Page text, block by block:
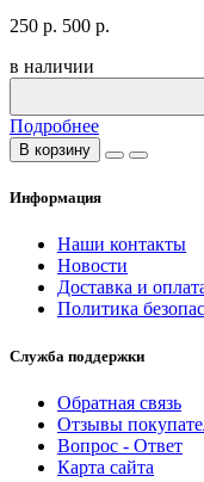
250 р. 500 р.
в наличии
Подробнее
В корзину
Информация
Наши контакты
Новости
Доставка и
Политика
Служба поддержки
Обратная связь
Отзывы
Вопрос - Ответ
Карта сайта